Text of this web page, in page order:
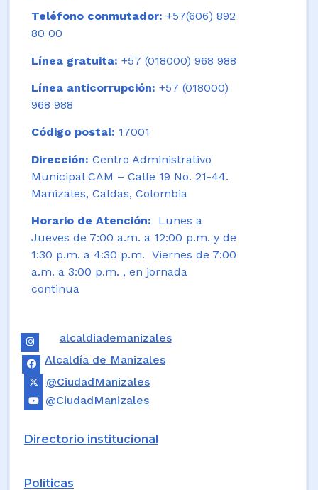
Teléfono conmutador: +57(606) 892
80 00
Línea gratuita: +57 (018000) 968 988
Línea anticorrupción: +57 (018000)
968 988
Código postal: 17001
Dirección: Centro Administrativo
Municipal CAM – Calle 19 No. 21-44.
Manizales, Caldas, Colombia
Horario de Atención: Lunes a
Jueves de 7:00 a.m. a 12:00 p.m. y de
1:30 p.m. a 4:30 p.m. Viernes de 7:00
a.m. a 3:00 p.m. , en jornada
continua
alcaldiademanizales
Alcaldía de Manizales
@CiudadManizales
@CiudadManizales
Directorio institucional
Políticas